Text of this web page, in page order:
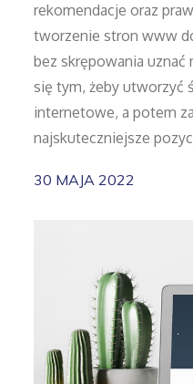
rekomendacje oraz
tworzenie stron www
bez skrępowania
się tym, żeby utworzyć
internetowe, a potem
najskuteczniejsze
30 MAJA 2022